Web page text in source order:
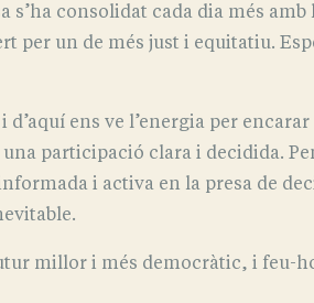
s’ha consolidat cada dia més
per un de més just i equitatiu.
ens ve l’energia per
participació clara i decidida.
i activa en la presa de
millor i més democràtic, i feu-